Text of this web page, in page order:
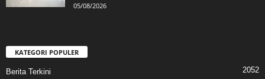
05/08/2026
KATEGORI POPULER
Berita Terkini 2052